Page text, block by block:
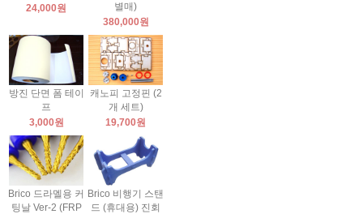
24,000원
별매)
380,000원
방진 단면 폼 테이
프
3,000원
캐노피 고정핀 (2
개 세트)
19,700원
Brico 드라멜용 커
팅날 Ver-2 (FRP
Brico 비행기 스탠
드 (휴대용) 진회